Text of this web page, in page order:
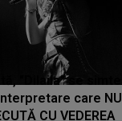
"Dilaila" se simte
care NU
CU VEDEREA